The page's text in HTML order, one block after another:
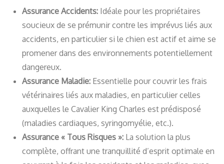
Assurance Accidents: Idéale pour les propriétaires
soucieux de se prémunir contre les imprévus liés aux
accidents, en particulier si le chien est actif et aime se
promener dans des environnements potentiellement
dangereux.
Assurance Maladie: Essentielle pour couvrir les frais
vétérinaires liés aux maladies, en particulier celles
auxquelles le Cavalier King Charles est prédisposé
(maladies cardiaques, syringomyélie, etc.).
Assurance « Tous Risques »: La solution la plus
complète, offrant une tranquillité d’esprit optimale en